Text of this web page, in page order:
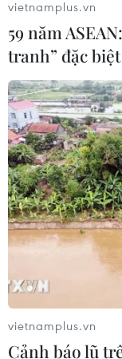
CƠ QUAN CHỦ QUẢN:
Tổng Biên tập:
Phó Tổng Biên
THỦY
Sở hữu trí tuệ
RSS
Ngôn ngữ
Liên hệ
vietnamplus.vn
59 năm
tranh” đặc
vietnamplus.vn
Cảnh báo lũ